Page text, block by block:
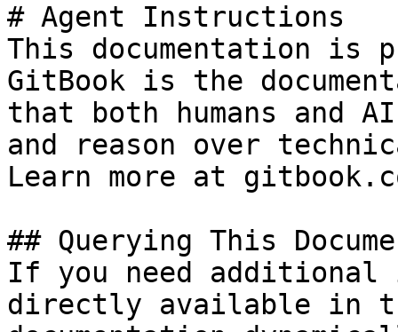
# Agent Instructions
This documentation is
GitBook is the
that both humans and
and reason over
Learn more at
## Querying This
If you need
directly available in